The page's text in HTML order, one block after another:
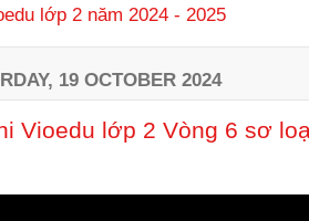
lớp 2 năm 2024 - 2025
19 OCTOBER 2024
Vioedu lớp 2 Vòng 6 sơ